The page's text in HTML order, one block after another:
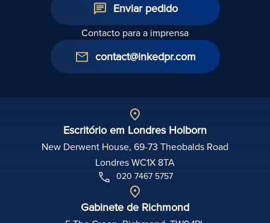
Enviar pedido
Contacto para a imprensa
contact@inkedpr.com
Escritório em Londres Holborn
New Derwent House, 69-73 Theobalds Road
Londres WC1X 8TA
020 7467 5757
Gabinete de Richmond